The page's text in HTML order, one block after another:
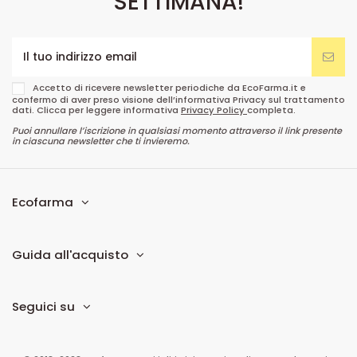
Accetto di ricevere newsletter periodiche da EcoFarma.it e
confermo di aver preso visione dell’informativa Privacy sul trattamento
dati. Clicca per leggere informativa Privacy Policycompleta.
Puoi annullare l’iscrizione in qualsiasi momento attraverso il link presente
in ciascuna newsletter che ti invieremo.
Ecofarma
Guida all'acquisto
Seguici su